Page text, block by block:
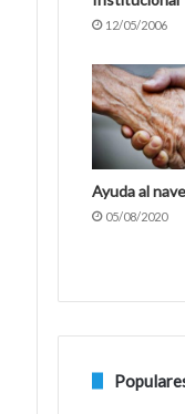
12/05/2006
Ayuda al
05/08/2020